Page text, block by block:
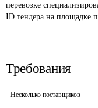
перевозке
ID тендера на площадке
Требования
Несколько поставщиков